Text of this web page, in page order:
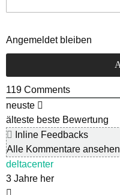
Angemeldet bleiben
119 Comments
neuste
älteste beste Bewertung
Inline Feedbacks
Alle Kommentare ansehen
deltacenter
3 Jahre her